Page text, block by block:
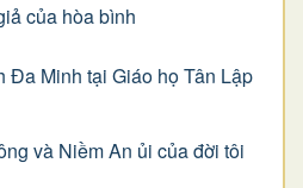
của hòa bình
Đa Minh tại Giáo họ Tân Lập
và Niềm An ủi của đời tôi